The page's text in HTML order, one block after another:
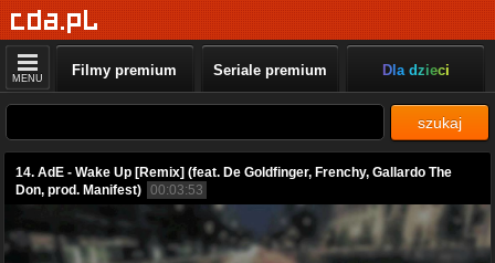
MENU Filmy premium Seriale premium Dla dzieci
szukaj
14. AdE - Wake Up [Remix] (feat. De Goldfinger, Frenchy, Gallardo The
Don, prod. Manifest) 00:03:53